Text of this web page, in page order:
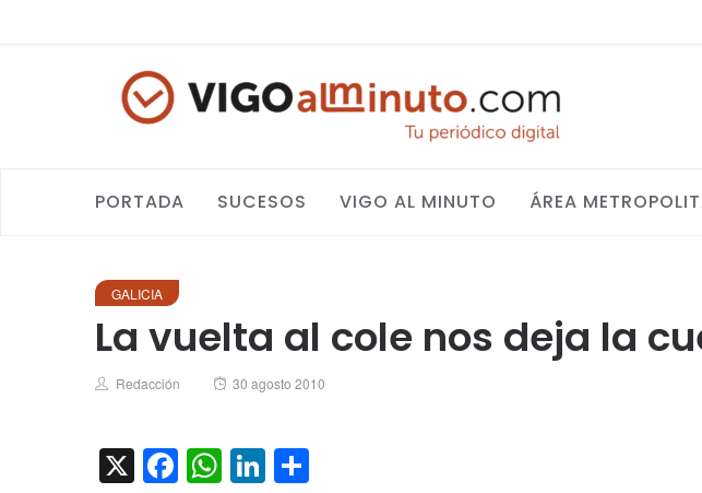
PORTADA SUCESOS VIGO AL MINUTO ÁREA
GALICIA
La vuelta al cole nos deja la
Author
Redacción
Posted
30 agosto 2010
X Facebook
WhatsApp
LinkedIn